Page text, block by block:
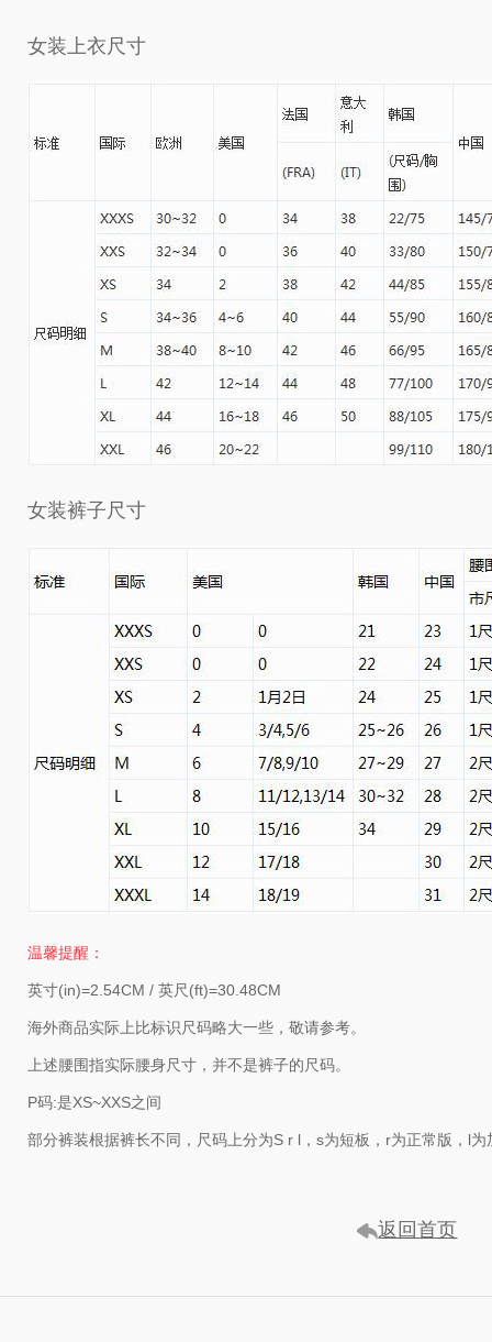
女装上衣尺寸
女装裤子尺寸
温馨提醒：
英寸(in)=2.54CM / 英尺(ft)=30.48CM
海外商品实际上比标识尺码略大一些，敬请参考。
上述腰围指实际腰身尺寸，并不是裤子的尺码。
P码:是XS~XXS之间
部分裤装根据裤长不同，尺码上分为S r l，s为短板，r为正常版，l为
返回首页